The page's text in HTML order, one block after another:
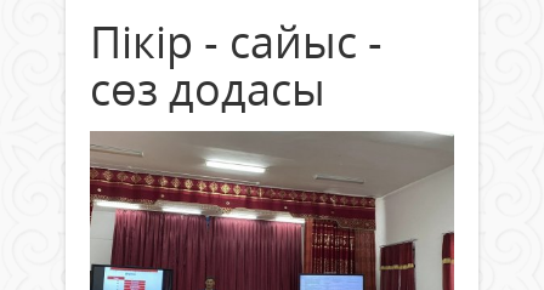
Пікір - сайыс -
сөз додасы